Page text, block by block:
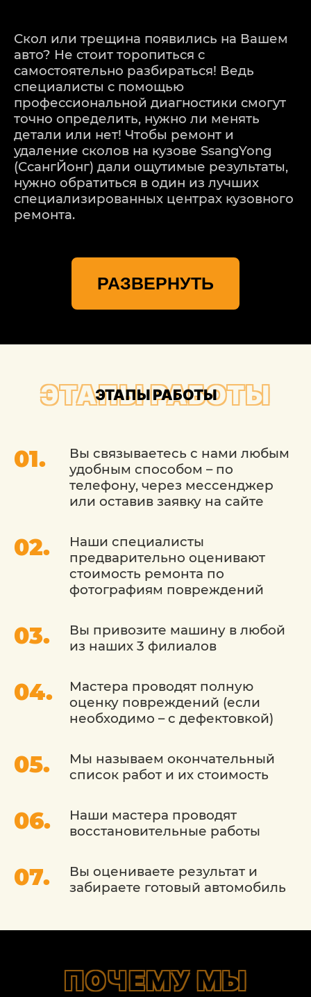
Скол или трещина появились на Вашем
авто? Не стоит торопиться с
самостоятельно разбираться! Ведь
специалисты с помощью
профессиональной диагностики смогут
точно определить, нужно ли менять
детали или нет! Чтобы ремонт и
удаление сколов на кузове SsangYong
(СсангЙонг) дали ощутимые результаты,
нужно обратиться в один из лучших
специализированных центрах кузовного
ремонта.
SsangYong (СсангЙонг)
«ДетейлингофЪ» в Москве предлагает
мастера из центра кузовного ремонта
РАЗВЕРНУТЬ
ЭТАПЫ РАБОТЫ
ЭТАПЫ РАБОТЫ
Вы связываетесь с нами любым
удобным способом – по
телефону, через мессенджер
или оставив заявку на сайте
Наши специалисты
предварительно оценивают
стоимость ремонта по
фотографиям повреждений
Вы привозите машину в любой
из наших 3 филиалов
Мастера проводят полную
оценку повреждений (если
необходимо – с дефектовкой)
Мы называем окончательный
список работ и их стоимость
Наши мастера проводят
восстановительные работы
Вы оцениваете результат и
забираете готовый автомобиль
ПОЧЕМУ МЫ